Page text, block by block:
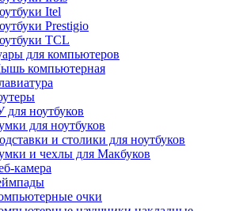
Itel
Prestigio
TCL
для компьютеров
компьютерная
для ноутбуков
для ноутбуков
и столики для ноутбуков
и чехлы для Макбуков
камера
очки